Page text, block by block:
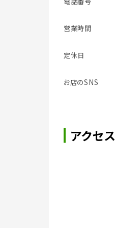
営業時間
定休日
お店のSNS
アクセス